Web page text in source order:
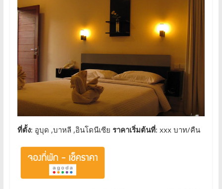
ที่ตั้ง: อูบุด ,บาหลี ,อินโดนีเซีย ราคาเริ่มต้นที่: xxx บาท/คืน